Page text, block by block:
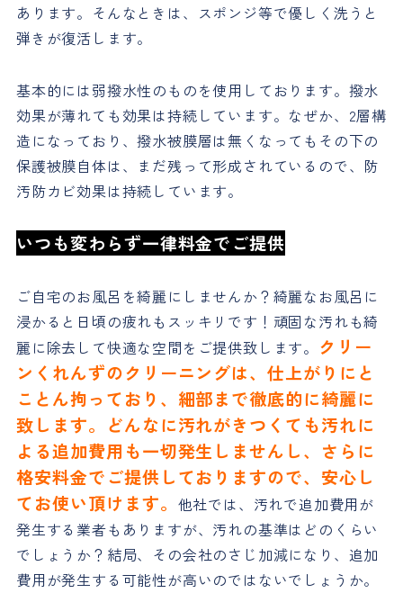
あります。そんなときは、スポンジ等で優しく洗うと
弾きが復活します。
基本的には弱撥水性のものを使用しております。撥水
効果が薄れても効果は持続しています。なぜか、2層構
造になっており、撥水被膜層は無くなってもその下の
保護被膜自体は、まだ残って形成されているので、防
汚防カビ効果は持続しています。
いつも変わらず一律料金でご提供
ご自宅のお風呂を綺麗にしませんか？綺麗なお風呂に
浸かると日頃の疲れもスッキリです！頑固な汚れも綺
麗に除去して快適な空間をご提供致します。 クリー
ンくれんずのクリーニングは、仕上がりにと
ことん拘っており、細部まで徹底的に綺麗に
致します。どんなに汚れがきつくても汚れに
よる追加費用も一切発生しませんし、さらに
格安料金でご提供しておりますので、安心し
てお使い頂けます。 他社では、汚れで追加費用が
発生する業者もありますが、汚れの基準はどのくらい
でしょうか？結局、その会社のさじ加減になり、追加
費用が発生する可能性が高いのではないでしょうか。